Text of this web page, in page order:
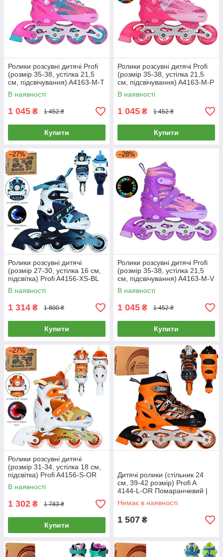
Ролики розсувні дитячі Profi
(розмір 35-38, устілка 21,5
см, підсвічування) A4163-M-T
Рожево-блакитні
В наявності
1 045 ₴ 1 452 ₴
Купити
Ролики розсувні дитячі Profi
(розмір 35-38, устілка 21,5
см, підсвічування) A4163-M-P
Рожеві
В наявності
1 045 ₴ 1 452 ₴
Купити
–27%
Ролики розсувні дитячі
(розмір 27-30, устілка 16 см,
підсвітка) Profi A4156-XS-BL
Сині
В наявності
1 314 ₴ 1 800 ₴
Купити
–28%
Ролики розсувні дитячі Profi
(розмір 35-38, устілка 21,5
см, підсвічування) A4163-M-V
Фіолетові
В наявності
1 045 ₴ 1 452 ₴
Купити
–27%
Ролики розсувні дитячі
(розмір 31-34, устілка 18 см,
підсвітка) Profi A4156-S-OR
Жовтогарячі
В наявності
1 302 ₴ 1 783 ₴
Купити
Дитячі ролики (стільник 24
см, 39-42 розмір) Profi A
4144-L-OR Помаранчевий |
Роликові ковзани розсувні
Немає в наявності
1 507 ₴